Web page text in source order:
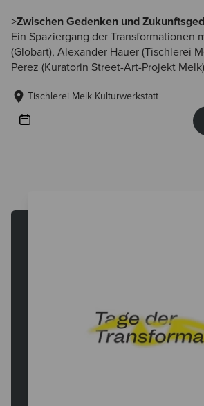
>Zwischen Gedenken und
Ein Spaziergang der Transformationen
(Globart), Alexander Hauer (Tischlerei
Perez (Kuratorin Street-Art-Projekt Melk)
Tischlerei Melk Kulturwerkstatt